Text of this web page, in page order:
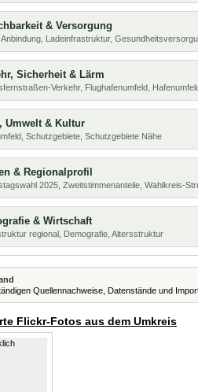
& Versorgung
Ladeinfrastruktur,
Sicherheit & Lärm
Verkehr, Flughafenumfeld,
Umwelt & Kultur
Schutzgebiete, Schutzgebiete Nähe
& Regionalprofil
2025, Zweitstimmenanteile, Wahlkreis-
& Wirtschaft
regional, Demografie, Altersstruktur
Quellennachweise, Datenstände und
Flickr-Fotos aus dem Umkreis